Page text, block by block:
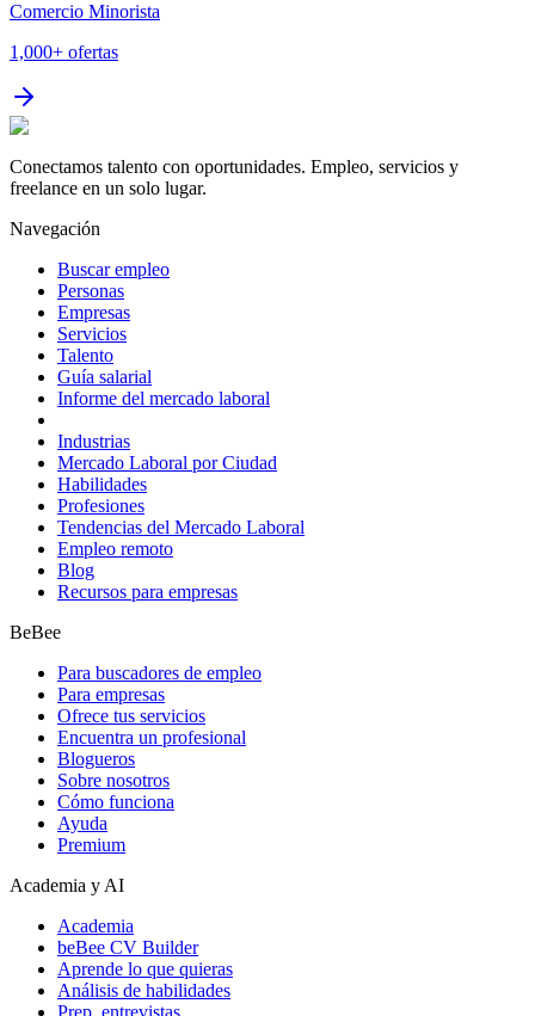
Comercio Minorista
1,000+ ofertas
Conectamos talento con oportunidades. Empleo, servicios y
freelance en un solo lugar.
Navegación
Buscar empleo
Personas
Empresas
Servicios
Talento
Guía salarial
Informe del mercado laboral
Industrias
Mercado Laboral por Ciudad
Habilidades
Profesiones
Tendencias del Mercado Laboral
Empleo remoto
Blog
Recursos para empresas
BeBee
Para buscadores de empleo
Para empresas
Ofrece tus servicios
Encuentra un profesional
Blogueros
Sobre nosotros
Cómo funciona
Ayuda
Premium
Academia y AI
Academia
beBee CV Builder
Aprende lo que quieras
Análisis de habilidades